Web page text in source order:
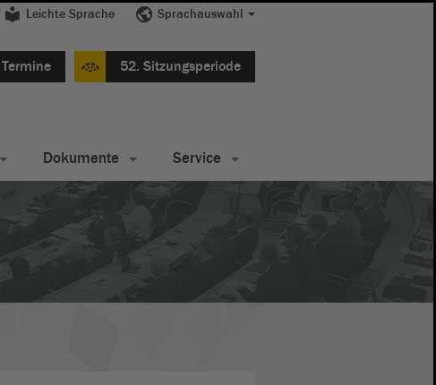
Leichte Sprache Sprachauswahl
Termine 52. Sitzungsperiode
Dokumente Service